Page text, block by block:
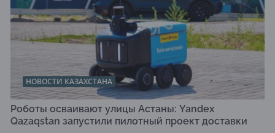
НОВОСТИ КАЗАХСТАНА
Роботы осваивают улицы Астаны: Yandex
Qazaqstan запустили пилотный проект доставки